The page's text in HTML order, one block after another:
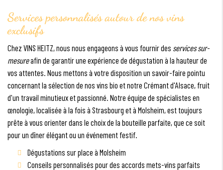
Services personnalisés autour de nos vins
exclusifs
Chez VINS HEITZ, nous nous engageons à vous fournir des services sur-
mesureafin de garantir une expérience de dégustation à la hauteur de
vos attentes. Nous mettons à votre disposition un savoir-faire pointu
concernant la sélection de nos vins bio et notre Crémant d'Alsace, fruit
d'un travail minutieux et passionné. Notre équipe de spécialistes en
œnologie, localisée à la fois à Strasbourg et à Molsheim, est toujours
prête à vous orienter dans le choix de la bouteille parfaite, que ce soit
pour un dîner élégant ou un événement festif.
Dégustations sur place à Molsheim
Conseils personnalisés pour des accords mets-vins parfaits